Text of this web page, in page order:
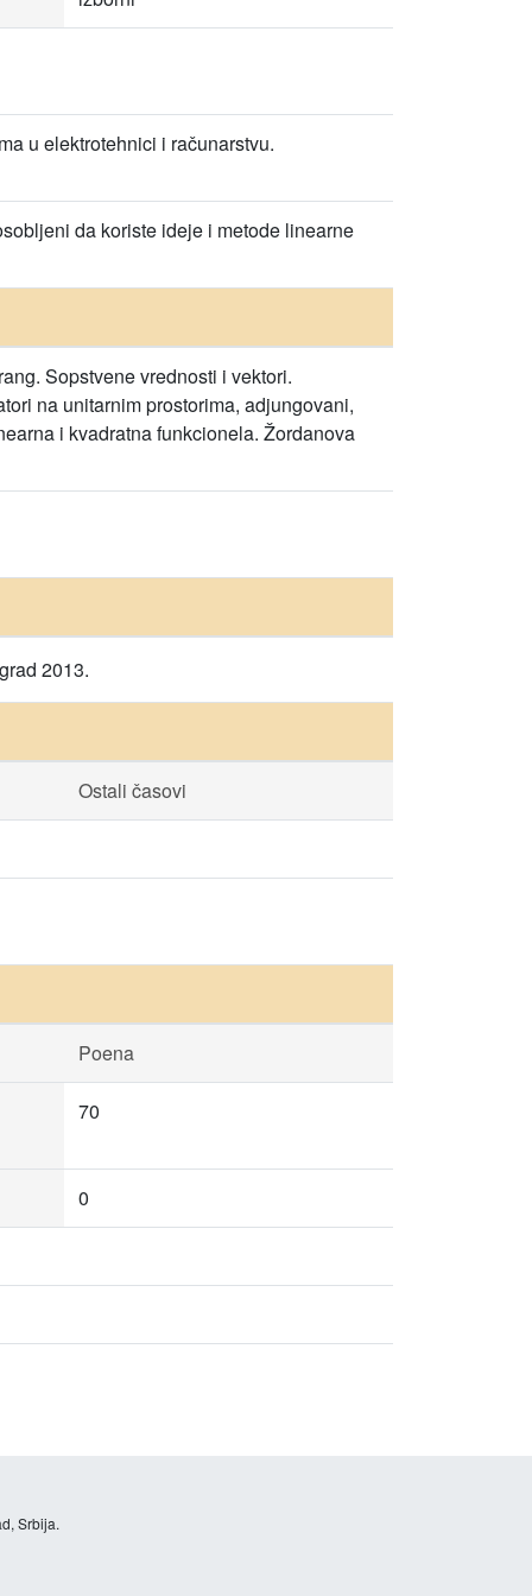
u elektrotehnici i računarstvu.
da koriste ideje i metode linearne
Sopstvene vrednosti i vektori.
na unitarnim prostorima, adjungovani,
i kvadratna funkcionela. Žordanova
2013.
Ostali časovi
Poena
70
0
Srbija.